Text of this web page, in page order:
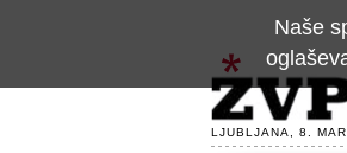
LJUBLJANA, 8.
Naše